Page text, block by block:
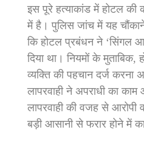
इस पूरे हत्याकांड में होटल की
में है। पुलिस जांच में यह
कि होटल प्रबंधन ने ‘सिंगल
दिया था। नियमों के
व्यक्ति की पहचान दर्ज करना
लापरवाही ने अपराधी का
लापरवाही की वजह से आरोपी
बड़ी आसानी से फरार होने में